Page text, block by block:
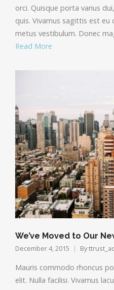
orci. Quisque porta varius
quis. Vivamus sagittis est
metus vestibulum. Donec
Read More
We’ve Moved to Our
December 4, 2015 By
Mauris commodo rhoncus
elit. Nulla facilisi. Vivamus